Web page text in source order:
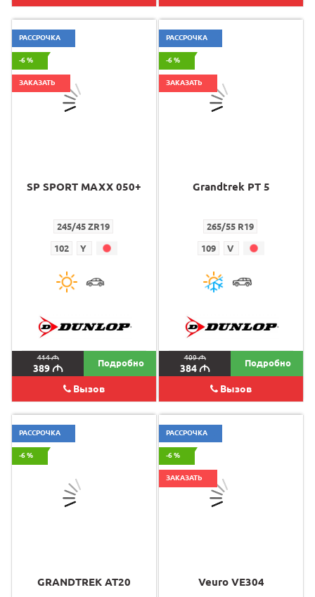
РАССРОЧКА
-6 %
ЗАКАЗАТЬ
SP SPORT MAXX 050+
245/45 ZR19
102 Y
414M
389M Подробно
Вызов
РАССРОЧКА
-6 %
ЗАКАЗАТЬ
Grandtrek PT 5
265/55 R19
109 V
409M
384M Подробно
Вызов
РАССРОЧКА
-6 %
GRANDTREK AT20
РАССРОЧКА
-6 %
ЗАКАЗАТЬ
Veuro VE304